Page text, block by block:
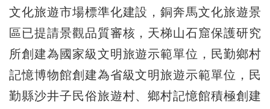
文化旅遊市場標準化建設，銅奔馬文化旅遊景
區已提請景觀品質審核，天梯山石窟保護研究
所創建為國家級文明旅遊示範單位，民勤鄉村
記憶博物館創建為省級文明旅遊示範單位，民
勤縣沙井子民俗旅遊村、鄉村記憶館積極創建